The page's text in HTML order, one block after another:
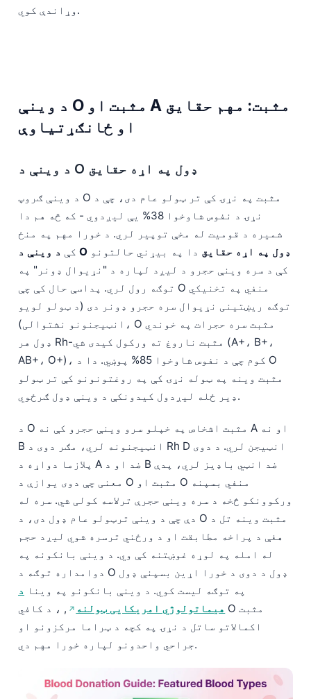
وړاندې کوي.
د وینې O مثبت او A مثبت: مهم حقایق
او ځانګړتیاوې
د وینې د O ډول په اړه حقایق
د وینې ګروپ O مثبت په نړۍ کې تر ټولو عام دی، چې د
نړۍ د نفوس شاوخوا 38% یې لیږدوي - که څه هم دا
شمیره د قومیت له مخې توپیر لري. د خورا مهم په منځ
کې
د وینې د O ډول په اړه حقایق دا په بیړني حالتونو
کې د سره وینې حجرو د لیږد لپاره د "نړیوال ډونر" په
توګه رول لري. پداسې حال کې چې O منفي په تخنیکي
توګه ریښتینی نړیوال سره حجرو ډونر دی (د ټولو لویو
انټيجنونو نشتوالی)، O مثبت سره حجرات په خوندي
ډول هر Rh-مثبت ناروغ ته ورکول کیدی شي (A+، B+،
AB+، O+)، کوم چې د نفوس شاوخوا 85% پوښي. دا د O
مثبت وینه په ټوله نړۍ کې په روغتونونو کې تر ټولو
ډیر ځله لیږدول کیدونکې د وینې ډول ګرځوي.
د O مثبت اشخاص په خپلو سرو وینې حجرو کې نه A او نه
B انټيجنونه لري، مګر دوی د Rh D انټيجن لري. د دوی
پلازما دواړه د A ضد او د B ضد انټي باډیز لري، پدې
معنی چې دوی یوازې د O مثبت او O منفي بسپنه
ورکوونکو څخه د سره وینې حجرې ترلاسه کولی شي. سره له
دې چې د وینې ترټولو عام ډول دی، د O مثبت وینه تل د
هغې د پراخه مطابقت او د ورځني ترسره شوي لیږد حجم
له امله په لوړه غوښتنه کې وي. د وینې بانکونه په
دوامداره توګه د O ډول د دوی د خورا اړین بسپنې ډول
په توګه لیست کوي. د وینې بانکونو په وینا د
هیماتولوژي امریکایی ټولنه
, ، د کافي O مثبت
اکمالاتو ساتل د نړۍ په کچه د ټراما مرکزونو او
جراحي واحدونو لپاره خورا مهم دي.